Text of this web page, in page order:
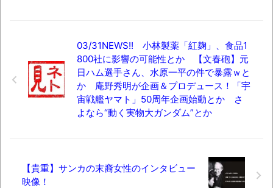
03/31NEWS!! 小林製薬「紅麹」、食品1
800社に影響の可能性とか 【文春砲】元
日ハム選手さん、水原一平の件で暴露ｗと
か 庵野秀明が企画＆プロデュース！「宇
宙戦艦ヤマト」50周年企画始動とか さ
よなら“動く実物大ガンダム”とか
【貴重】サンカの末裔女性のインタビュー
映像！